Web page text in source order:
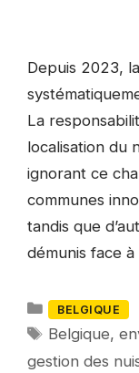
Depuis 2023,
La
localisation du
ignorant ce
communes
tandis que
démunis face
Catégories
BELGIQUE
Mots-
clés
Belgique,
gestion des